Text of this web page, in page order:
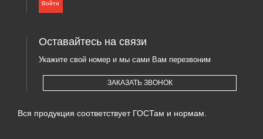
Войти
Оставайтесь на связи
Укажите свой номер и мы сами Вам перезвоним
ЗАКАЗАТЬ ЗВОНОК
Вся продукция соответствует ГОСТам и нормам.